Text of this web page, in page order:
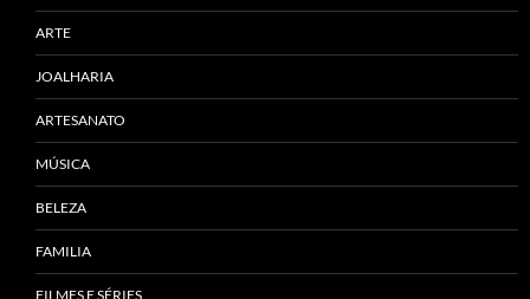
ARTE
JOALHARIA
ARTESANATO
MÚSICA
BELEZA
FAMILIA
FILMES E SÉRIES